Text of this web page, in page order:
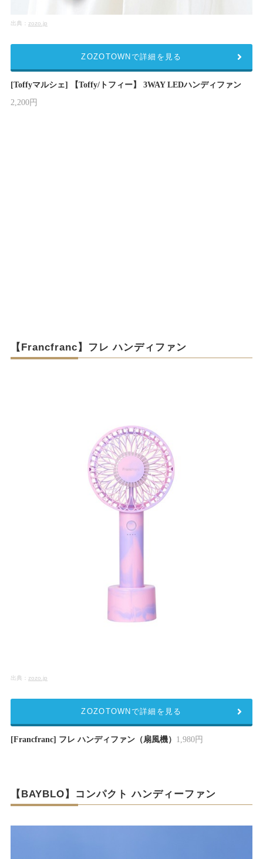
出典： zozo.jp
[Toffyマルシェ] 【Toffy/トフィー】 3WAY LEDハンディファン
2,200円
ZOZOTOWNで詳細を見る
【Francfranc】フレ ハンディファン
出典： zozo.jp
[Francfranc] フレ ハンディファン（扇風機） 1,980円
ZOZOTOWNで詳細を見る
【BAYBLO】コンパクト ハンディーファン